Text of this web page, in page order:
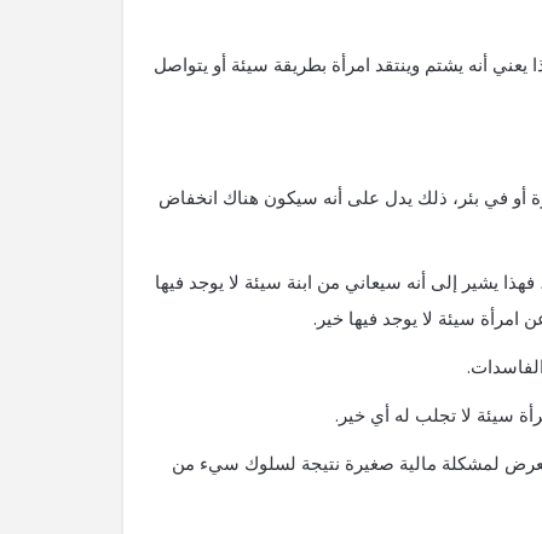
أنه يشتم وينتقد امرأة بطريقة سيئة أو يتواصل
أو في بئر، ذلك يدل على أنه سيكون هناك انخفاض
يشير إلى أنه سيعاني من ابنة سيئة لا يوجد فيها
سيئة لا يوجد فيها خير.
سيئة لا تجلب له أي خير.
لمشكلة مالية صغيرة نتيجة لسلوك سيء من